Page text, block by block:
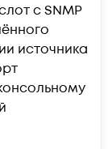
с SNMP
источника